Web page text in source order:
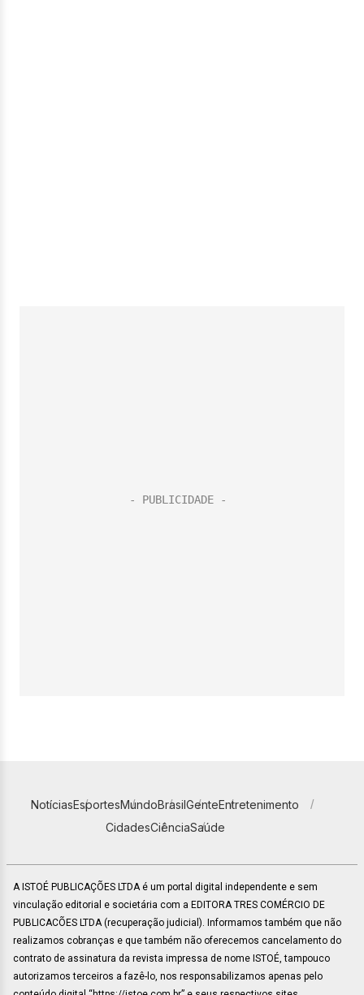
NotíciasEsportesMundoBrasilGenteEntretenimento
CidadesCiênciaSaúde
A ISTOÉ PUBLICAÇÕES LTDA é um portal digital independente e sem
vinculação editorial e societária com a EDITORA TRES COMÉRCIO DE
PUBLICACÕES LTDA (recuperação judicial). Informamos também que não
realizamos cobranças e que também não oferecemos cancelamento do
contrato de assinatura da revista impressa de nome ISTOÉ, tampouco
autorizamos terceiros a fazê-lo, nos responsabilizamos apenas pelo